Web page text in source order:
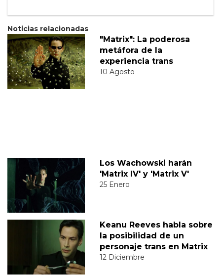
Noticias relacionadas
"Matrix": La poderosa
metáfora de la
experiencia trans
10 Agosto
Los Wachowski harán
'Matrix IV' y 'Matrix V'
25 Enero
Keanu Reeves habla sobre
la posibilidad de un
personaje trans en Matrix
12 Diciembre